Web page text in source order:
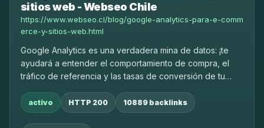
sitios web - Webseo Chile
https://www.webseo.cl/blog/google-analytics-para-e-comm
erce-y-sitios-web.html
Google Analytics es una verdadera mina de datos: ¡te
ayudará a entender el comportamiento de compra, el
tráfico de referencia y las tasas de conversión de tu
activo HTTP 200 10889 backlinks